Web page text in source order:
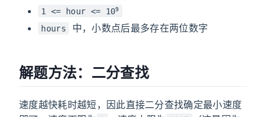
1 <= hour <= 109
hours 中，小数点后最多存在两位数字
解题方法：二分查找
速度越快耗时越短，因此直接二分查找确定最小速度